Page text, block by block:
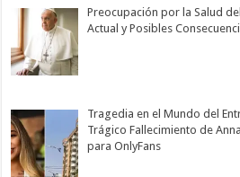
Preocupación por la Salud
Actual y Posibles
Tragedia en el Mundo del
Trágico Fallecimiento de
para OnlyFans